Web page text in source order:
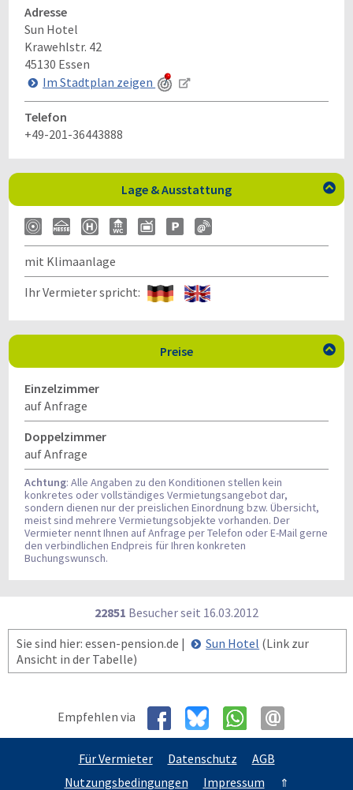
Adresse
Sun Hotel
Krawehlstr. 42
45130 Essen
Im Stadtplan zeigen
Telefon
+49-201-36443888
Lage & Ausstattung 
mit Klimaanlage
Ihr Vermieter spricht:
Preise 
Einzelzimmer
auf Anfrage
Doppelzimmer
auf Anfrage
Achtung: Alle Angaben zu den Konditionen stellen kein
konkretes oder vollständiges Vermietungsangebot dar,
sondern dienen nur der preislichen Einordnung bzw. Übersicht,
meist sind mehrere Vermietungsobjekte vorhanden. Der
Vermieter nennt Ihnen auf Anfrage per Telefon oder E-Mail gerne
den verbindlichen Endpreis für Ihren konkreten
Buchungswunsch.
22851 Besucher seit 16.03.2012
Sie sind hier: essen-pension.de |
Sun Hotel (Link zur
Ansicht in der Tabelle)
Empfehlen via
Für Vermieter Datenschutz
AGB
Nutzungsbedingungen
Impressum ⇑